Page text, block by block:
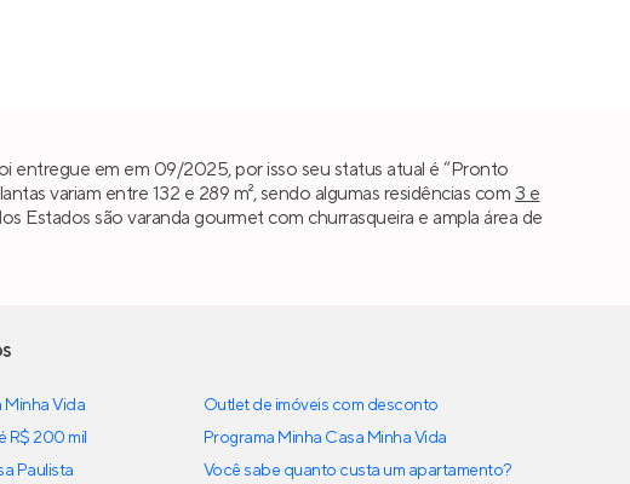
entregue em em 09/2025, por isso seu status atual é “Pronto
variam entre 132 e 289 m², sendo algumas residências com 3 e
Estados são varanda gourmet com churrasqueira e ampla área de
Vida
R$ 200 mil
Paulista
Outlet de imóveis com desconto
Programa Minha Casa Minha Vida
Você sabe quanto custa um apartamento?